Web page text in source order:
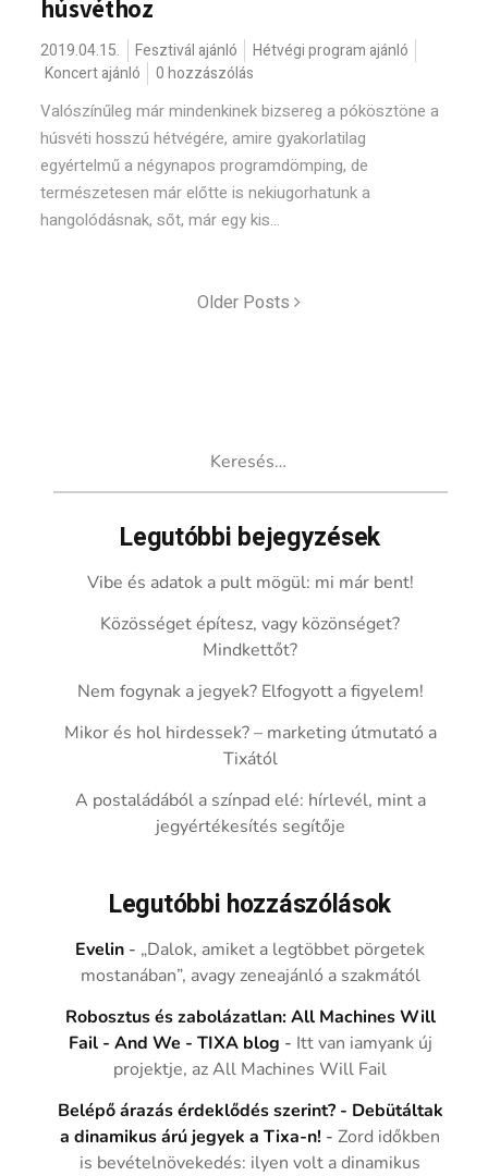
húsvéthoz
2019.04.15. Fesztivál ajánló
Hétvégi program ajánló
Koncert ajánló
0 hozzászólás
Valószínűleg már mindenkinek bizsereg a pókösztöne a
húsvéti hosszú hétvégére, amire gyakorlatilag
egyértelmű a négynapos programdömping, de
természetesen már előtte is nekiugorhatunk a
hangolódásnak, sőt, már egy kis...
Older Posts
Legutóbbi bejegyzések
Vibe és adatok a pult mögül: mi már bent!
Közösséget építesz, vagy közönséget?
Mindkettőt?
Nem fogynak a jegyek? Elfogyott a figyelem!
Mikor és hol hirdessek? – marketing útmutató a
Tixától
A postaládából a színpad elé: hírlevél, mint a
jegyértékesítés segítője
Legutóbbi hozzászólások
Evelin - „Dalok, amiket a legtöbbet pörgetek
mostanában”, avagy zeneajánló a szakmától
Robosztus és zabolázatlan: All Machines Will
Fail - And We - TIXA blog - Itt van iamyank új
projektje, az All Machines Will Fail
Belépő árazás érdeklődés szerint? - Debütáltak
a dinamikus árú jegyek a Tixa-n! -Zord időkben
is bevételnövekedés: ilyen volt a dinamikus